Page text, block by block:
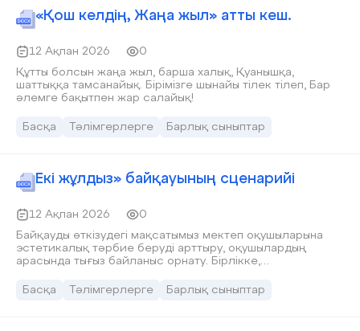
«Қош келдің, Жаңа жыл» атты кеш.
12 Ақпан 2026
0
Құтты болсын жаңа жыл, барша халық, Қуанышқа,
шаттыққа тамсанайық. Бірімізге шынайы тілек тілеп, Бар
әлемге бақытпен жар салайық!
Басқа Тәлімгерлерге Барлық сыныптар
Екі жұлдыз» байқауының сценарийі
12 Ақпан 2026
0
Байқауды өткізудегі мақсатымыз мектеп оқушыларына
эстетикалық тәрбие беруді арттыру, оқушылардың
арасында тығыз байланыс орнату. Бірлікке,
білуге тәрбиелеу болып табылады.
Басқа Тәлімгерлерге Барлық сыныптар